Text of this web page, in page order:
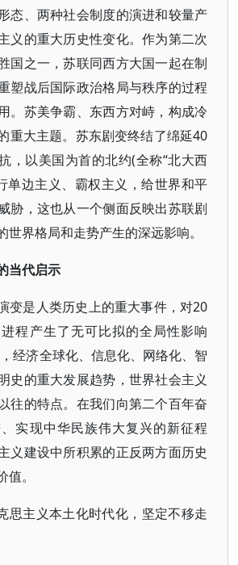
态、两种社会制度的演进和较量产
义的重大历史性变化。作为第二次
国之一，苏联同西方大国一起在制
塑战后国际政治格局与秩序的过程
。苏美争霸、东西方对峙，构成冷
重大主题。苏东剧变终结了绵延40
，以美国为首的北约(全称“北大西
单边主义、霸权主义，给世界和平
胁，这也从一个侧面反映出苏联剧
世界格局和走势产生的深远影响。
当代启示
变是人类历史上的重大事件，对20
程产生了无可比拟的全局性影响
经济全球化、信息化、网络化、智
史的重大发展趋势，世界社会主义
往的特点。在我们向第二个百年奋
实现中华民族伟大复兴的新征程
义建设中所积累的正反两方面历史
。
思主义本土化时代化，坚定不移走